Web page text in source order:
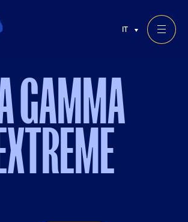
IT
GAMMA
EXTREME